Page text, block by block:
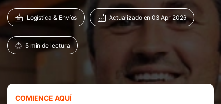
Logística & Envíos Actualizado en 03 Apr 2026
5 min de lectura
COMIENCE AQUÍ